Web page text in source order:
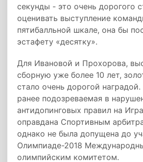
секунды - это очень дорогого
оценивать выступление
пятибалльной шкале, она бы
эстафету «десятку».
Для Ивановой и Прохорова,
сборную уже более 10 лет,
стало очень дорогой
ранее подозреваемая в
антидопинговых правил на
оправдана Спортивным
однако не была допущена до
Олимпиаде-2018
олимпийским комитетом.